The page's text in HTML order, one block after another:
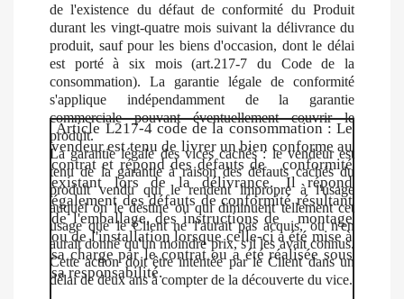
de l'existence du défaut de conformité du Produit
durant les vingt-quatre mois suivant la délivrance du
produit, sauf pour les biens d'occasion, dont le délai
est porté à six mois (art.217-7 du Code de la
consommation). La garantie légale de conformité
s'applique indépendamment de la garantie
commerciale pouvant éventuellement couvrir le
produit.
La garantie légale des vices cachés : le vendeur est
tenu de la garantie à raison des défauts cachés du
produit vendu qui le rendent impropre à l'usage
auquel on le destine ou qui diminuent tellement cet
usage que le Client ne l'aurait pas acquis, ou n'en
aurait donné qu'un moindre prix, s'il les avait connus.
Cette action doit être intentée par le Client dans un
délai de deux ans à compter de la découverte du vice.
Article L217-4 code de la consommation : Le
vendeur est tenu de livrer un bien conforme au
contrat et répond des défauts de conformité
existant lors de la délivrance. Il répond
également des défauts de conformité résultant
de l'emballage, des instructions de montage
ou de l'installation lorsque celle-ci a été mise à
sa charge par le contrat ou a été réalisée sous
sa responsabilité.